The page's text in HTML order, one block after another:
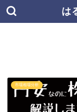
は
市場相場分析